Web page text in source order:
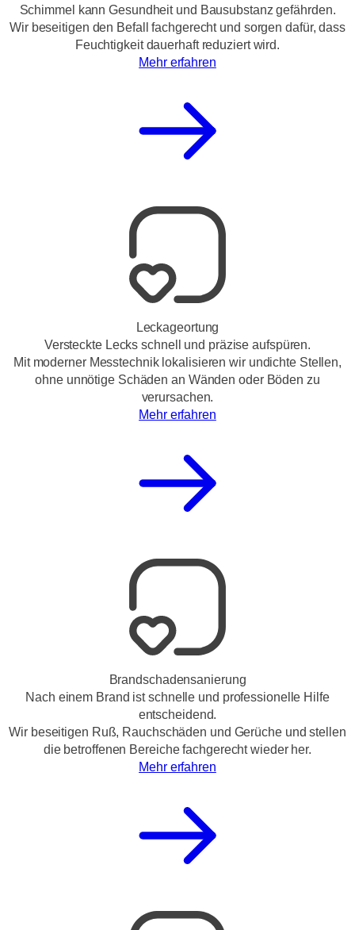
Schimmel kann Gesundheit und Bausubstanz gefährden.
Wir beseitigen den Befall fachgerecht und sorgen dafür, dass
Feuchtigkeit dauerhaft reduziert wird.
Mehr erfahren
Leckageortung
Versteckte Lecks schnell und präzise aufspüren.
Mit moderner Messtechnik lokalisieren wir undichte Stellen,
ohne unnötige Schäden an Wänden oder Böden zu
verursachen.
Mehr erfahren
Brandschadensanierung
Nach einem Brand ist schnelle und professionelle Hilfe
entscheidend.
Wir beseitigen Ruß, Rauchschäden und Gerüche und stellen
die betroffenen Bereiche fachgerecht wieder her.
Mehr erfahren